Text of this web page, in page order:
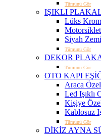
Tümünü Gör
IŞIKLI
Lüks Krom
Motorsiklet
Siyah
Tümünü Gör
DEKOR
Tümünü Gör
OTO KAPI
Araca
Led Işıklı
Kişiye
Kablosuz
Tümünü Gör
DİKİZ AYNA